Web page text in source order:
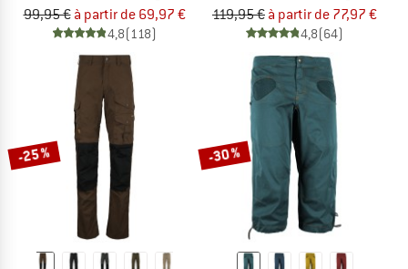
99,95 € à partir de 69,97 €
4,8(118)
119,95 € à partir de 77,97 €
4,8(64)
-25 % -30 %